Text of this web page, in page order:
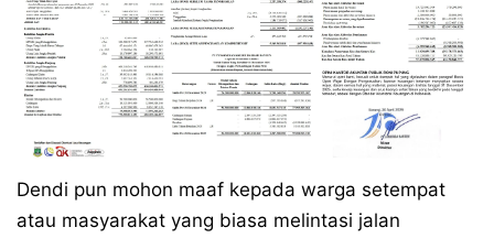
Dendi pun mohon maaf kepada warga setempat
atau masyarakat yang biasa melintasi jalan